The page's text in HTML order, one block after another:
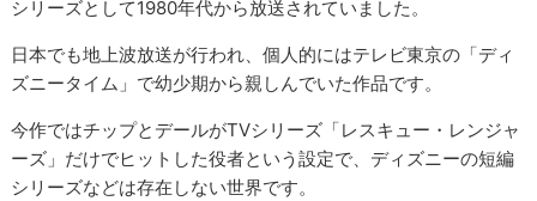
シリーズとして1980年代から放送されていました。
日本でも地上波放送が行われ、個人的にはテレビ東京の「ディ
ズニータイム」で幼少期から親しんでいた作品です。
今作ではチップとデールがTVシリーズ「レスキュー・レンジャ
ーズ」だけでヒットした役者という設定で、ディズニーの短編
シリーズなどは存在しない世界です。